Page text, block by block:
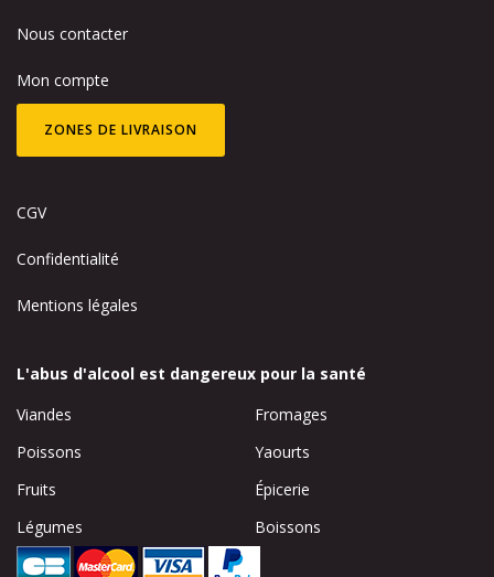
Nous contacter
Mon compte
ZONES DE LIVRAISON
CGV
Confidentialité
Mentions légales
L'abus d'alcool est dangereux pour la santé
Viandes
Poissons
Fruits
Légumes
Fromages
Yaourts
Épicerie
Boissons